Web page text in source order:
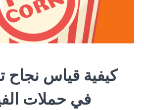
كيفية قياس نجاح
في حملات